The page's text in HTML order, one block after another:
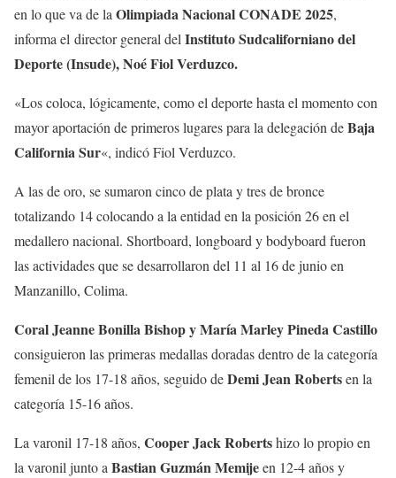
en lo que va de la Olimpiada Nacional CONADE 2025,
informa el director general del Instituto Sudcaliforniano del
Deporte (Insude), Noé Fiol Verduzco.
«Los coloca, lógicamente, como el deporte hasta el momento con
mayor aportación de primeros lugares para la delegación deBaja
California Sur«, indicó Fiol Verduzco.
A las de oro, se sumaron cinco de plata y tres de bronce
totalizando 14 colocando a la entidad en la posición 26 en el
medallero nacional. Shortboard, longboard y bodyboard fueron
las actividades que se desarrollaron del 11 al 16 de junio en
Manzanillo, Colima.
Coral Jeanne Bonilla Bishop y María Marley Pineda Castillo
consiguieron las primeras medallas doradas dentro de la categoría
femenil de los 17-18 años, seguido deDemi Jean Robertsen la
categoría 15-16 años.
La varonil 17-18 años, Cooper Jack Robertshizo lo propio en
la varonil junto a Bastian Guzmán Memijeen 12-4 años y